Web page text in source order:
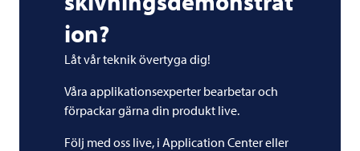
ion?
Låt vår teknik övertyga dig!
Våra applikationsexperter bearbetar och
förpackar gärna din produkt live.
Följ med oss live, i Application Center eller